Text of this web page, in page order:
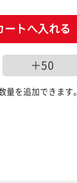
ートへ入れる
＋50
量を追加できます。